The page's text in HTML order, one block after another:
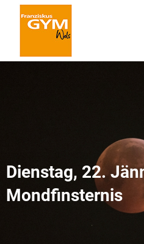
Dienstag, 22.
Mondfinsternis